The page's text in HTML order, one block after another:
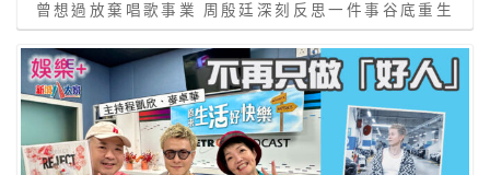
曾想過放棄唱歌事業 周殷廷深刻反思一件事谷底重生